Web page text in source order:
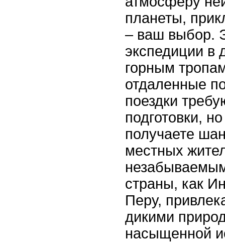
планеты,
– ваш выбор.
экспедиции в
горным
отдаленные
поездки
подготовки,
получаете
местных
страны, как
Перу,
дикими
насыщенной